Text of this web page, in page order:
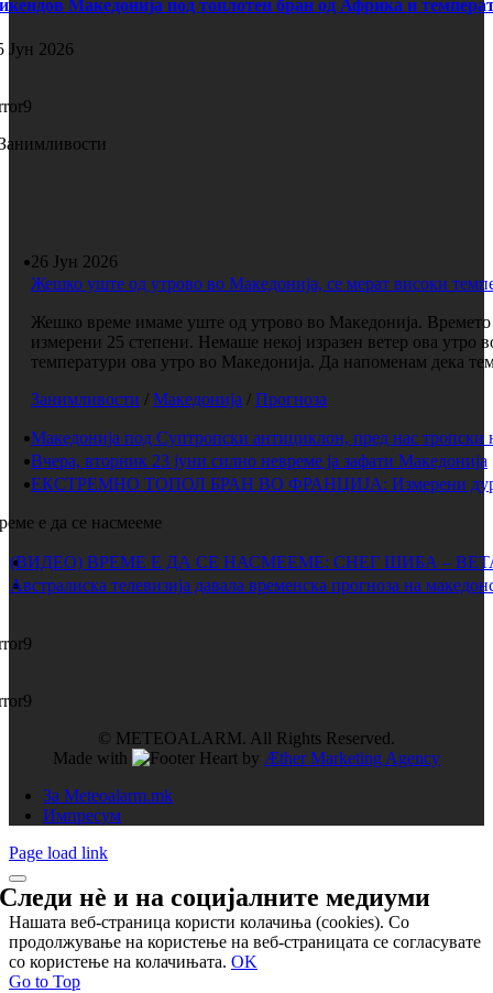
Македонија под топлотен бран од Африка и
Јун 2026
26 Јун 2026
Жешко уште од утрово во Македонија, се мерат високи
Жешко време имаме уште од утрово во Македонија. Времето
измерени 25 степени. Немаше некој изразен ветер ова
температури ова утро во Македонија. Да напоменам дека
Занимливости / Македонија / Прогноза
Македонија под Суптропски антициклон, пред нас тропски
Вчера, вторник 23 јуни силно невреме ја зафати Македонија
ЕКСТРЕМНО ТОПОЛ БРАН ВО ФРАНЦИЈА: Измерени дури
е да се насмееме
(ВИДЕО) ВРЕМЕ Е ДА СЕ НАСМЕЕМЕ: СНЕГ ШИБА –
Австралиска телевизија давала временска прогноза на
© METEOALARM. All Rights Reserved.
Made with
by Æther Marketing Agency
За Meteoalarm.mk
Импресум
Page load link
Следи нѐ и насоцијалните медиуми
Нашата веб-страница користи колачиња (cookies). Со
продолжување на користење на веб-страницата се согласувате
со користење на колачињата. OK
Go to Top